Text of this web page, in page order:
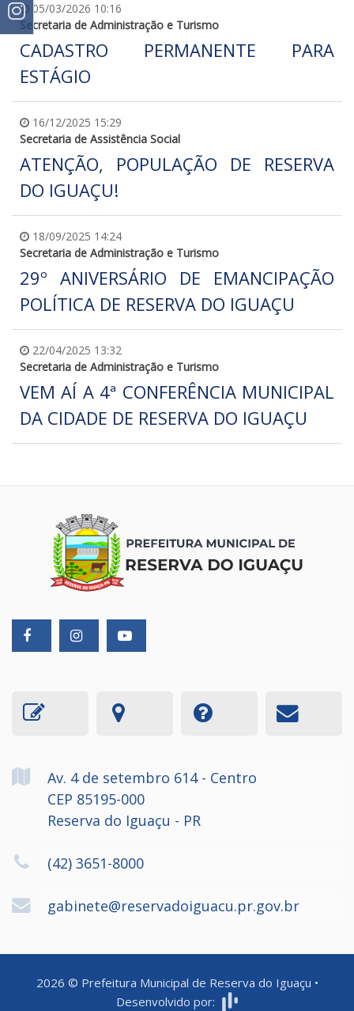
05/03/2026 10:16
Secretaria de Administração e Turismo
CADASTRO PERMANENTE PARA
ESTÁGIO
16/12/2025 15:29
Secretaria de Assistência Social
ATENÇÃO, POPULAÇÃO DE RESERVA
DO IGUAÇU!
18/09/2025 14:24
Secretaria de Administração e Turismo
29º ANIVERSÁRIO DE EMANCIPAÇÃO
POLÍTICA DE RESERVA DO IGUAÇU
22/04/2025 13:32
Secretaria de Administração e Turismo
VEM AÍ A 4ª CONFERÊNCIA MUNICIPAL
DA CIDADE DE RESERVA DO IGUAÇU
Av. 4 de setembro 614 - Centro
CEP 85195-000
Reserva do Iguaçu - PR
(42) 3651-8000
gabinete@reservadoiguacu.pr.gov.br
2026 © Prefeitura Municipal de Reserva do Iguaçu •
Desenvolvido por: